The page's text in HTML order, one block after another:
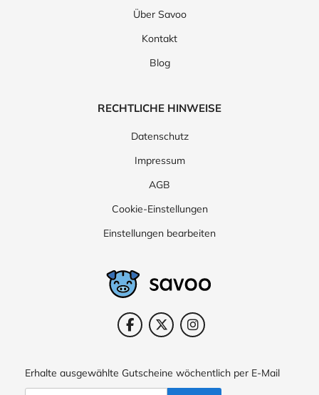
Über Savoo
Kontakt
Blog
RECHTLICHE HINWEISE
Datenschutz
Impressum
AGB
Cookie-Einstellungen
Einstellungen bearbeiten
Erhalte ausgewählte Gutscheine wöchentlich per E-Mail